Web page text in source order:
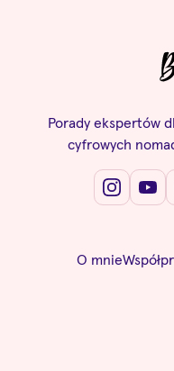
Porady ekspertów
cyfrowych
O mnie